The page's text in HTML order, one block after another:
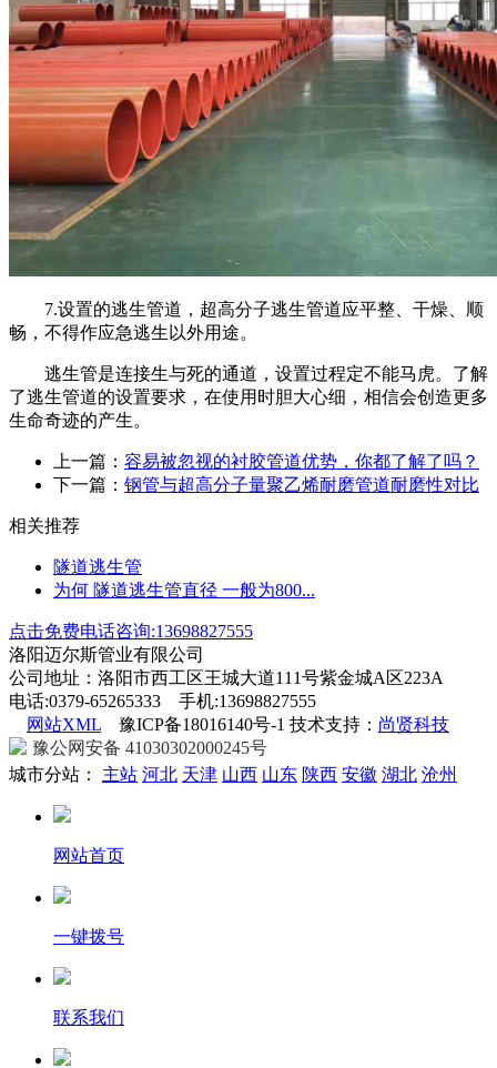
7.设置的逃生管道，超高分子逃生管道应平整、干燥、顺
畅，不得作应急逃生以外用途。
逃生管是连接生与死的通道，设置过程定不能马虎。了解
了逃生管道的设置要求，在使用时胆大心细，相信会创造更多
生命奇迹的产生。
上一篇： 容易被忽视的衬胶管道优势，你都了解了吗？
下一篇： 钢管与超高分子量聚乙烯耐磨管道耐磨性对比
相关推荐
隧道逃生管
为何 隧道逃生管直径 一般为800...
点击免费电话咨询:13698827555
洛阳迈尔斯管业有限公司
公司地址：洛阳市西工区王城大道111号紫金城A区223A
电话:0379-65265333 手机:13698827555
网站XML 豫ICP备18016140号-1 技术支持： 尚贤科技
豫公网安备 41030302000245号
城市分站：
主站 河北 天津 山西 山东 陕西 安徽 湖北 沧州
网站首页
一键拨号
联系我们